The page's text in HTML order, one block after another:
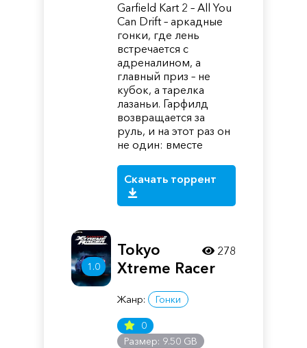
Garfield Kart 2 – All You
Can Drift – аркадные
гонки, где лень
встречается с
адреналином, а
главный приз – не
кубок, а тарелка
лазаньи. Гарфилд
возвращается за
руль, и на этот раз он
не один: вместе
Скачать торрент
1.0
Tokyo
Xtreme Racer
Жанр: Гонки
0
Размер: 9.50 GB
278